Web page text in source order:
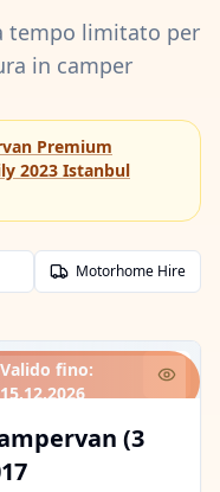
tempo limitato per
in camper
Premium
2023 Istanbul
Motorhome Hire
Valido fino:
15.12.2026
(3